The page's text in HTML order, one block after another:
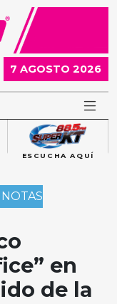
7 AGOSTO 2026
ESCUCHA AQUÍ
NOTAS
en
de la